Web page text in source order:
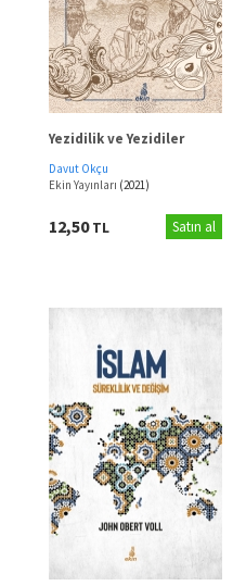
Yezidilik ve Yezidiler
Davut Okçu
Ekin Yayınları (2021)
12,50TL Satın al